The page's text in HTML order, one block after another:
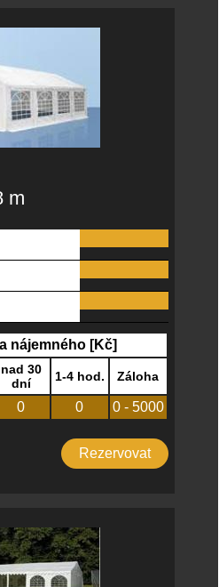
m
nájemného [Kč]
nad 30
dní
1-4 hod. Záloha
0 0 0 - 5000
Rezervovat